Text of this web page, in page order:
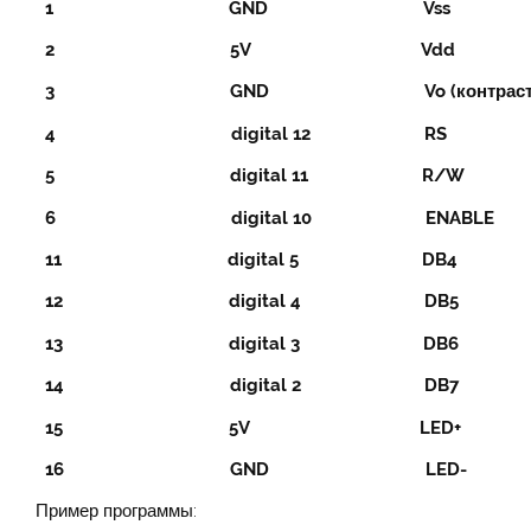
1 GND Vss
2 5V Vdd
3 GND Vo
4 digital 12 RS
5 digital 11 R/W
6 digital 10 ENABLE
11 digital 5 DB4
12 digital 4 DB5
13 digital 3 DB6
14 digital 2 DB7
15 5V LED+
16 GND LED-
Пример программы: